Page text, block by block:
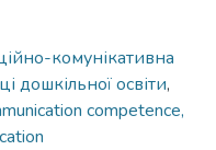
комунікативна
дошкільної освіти,
competence,